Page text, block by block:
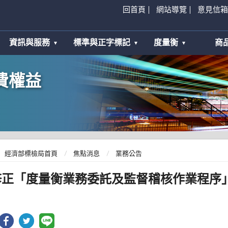
回首頁 網站導覽 意見信箱
資訊與服務 標準與正字標記 度量衡 商
權益
經濟部標檢局首頁 焦點消息 業務公告
「度量衡業務委託及監督稽核作業程序